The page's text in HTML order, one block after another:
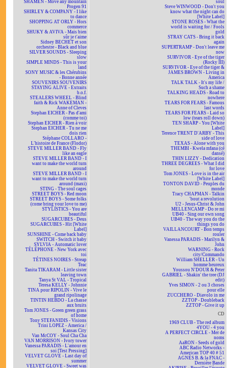
SHAMEN - Move any mountain
Progen 91
SHIRLEY & COMPANY - I like
to dance
SHOPPING AT ORLY - Hors
commerce
SHUKY & AVIVA - Mais bien
sûr je t'aime
Sidney BECHET et son
orchestre - Black and blue
SILVER SOUNDS - Sleeping
slow
SIMPLE MINDS - This is your
land
SONY MUSIC & les Chérubins
- Bonne année
SOUVENIRS SOUVENIRS
STAYING ALIVE - Extraits
b.o.f.
STEALERS WHEEL - Blind
faith & Rick WAKEMAN -
Anne of Cleves
Stephan EICHER - Pas d'ami
(comme toi)
Stephan EICHER - Rien à voir
Stephan EICHER - Tu ne me
dois rien
Stéphane COLLARO -
L'histoire de France (Flodor)
STEVE MILLER BAND - Fly
like an eagle
STEVE MILLER BAND - I
want to make the world turn
around
STEVE MILLER BAND - I
want to make the world turn
around (maxi)
STING - The soul cages
STREET BOYS - Red moon
STREET BOYS - Some folks
(come bring your love to me)
STYLISTICS - You are
beautiful
SUGARCUBES - Deus
SUGARCUBES - Hit [White
Label]
SUNSHINE - Come back baby
SWITCH - Switch it baby
SYLVIA - Automatic lover
TÉLÉPHONE - New York avec
toi
TÉTINES NOIRES - Streap
Teac
Tanita TIKARAM - Little sister
leaving town
Tanya St VAL - Tropical
Teresa KELLY - Johnnie
TINA pour RIPOLIN - Vive le
grand ripolinage
TINTIN HEBDO - La chasse
aux bruits
Tom JONES - Green green grass
of home
Tony STEFANIDIS - Visions
Trini LOPEZ - America /
Kansas City
Van McCOY - Soul Cha Cha
VAN MORRISON - Ivory tower
Vanessa PARADIS - L'amour en
soi [Test Pressing]
VELVET GLOVE - Last day of
summer
VELVET GLOVE - Sweet was
soul
Steve WINWOOD - Don't you
know what the night can do
[White Label]
STONE ROSES - What the
world is waiting for / Fools
gold
STRAY CATS - Bring it back
again
SUPERTRAMP - Don't leave me
now
SURVIVOR - Eye of the tiger
(Rocky III)
SURVIVOR - Eye of the tiger &
JAMES BROWN - Living in
America
TALK TALK - It's my life /
Such a shame
TALKING HEADS - Road to
nowhere
TEARS FOR FEARS - Famous
last words
TEARS FOR FEARS - Laid so
low (tears roll down)
TEN SHARP - You [White
Label]
Terence TRENT D'ARBY - This
side of love
TEXAS - Alone with you
THEMBI - Kwela mfana (cé
dansé)
THIN LIZZY - Dedication
THREE DEGREES - What I did
for love
Tom JONES - Love is in the air
[White Label]
TONTON DAVID - Peuples du
monde
Tracy CHAPMAN - Talkin
'bout a revolution
U2 - Jesus-Christ & John
MELLENCAMP - Do re mi
UB40 - Sing our own song
UB40 - The way you do the
things you do
VAILLANCOURT - Bon temps
rouler
Vanessa PARADIS - Marilyn &
John
WARNING - Rock
city/Commando
William SHELLER - Un
homme heureux
Youssou N'DOUR & Peter
GABRIEL - Shakin' the tree (DJ
edit)
Yves SIMON - 2 ou 3 choses
pour elle
ZUCCHERO - Diavolo in me
ZZTOP - Doubleback
ZZTOP - Give it up
CD
1969 CLUB - The red album
4YOU - 4 you
A PERFECT CIRCLE - Mer de
noms
AaRON - Seeds of gold
ABC Radio Networks -
American TOP 40 # 51
AGNÈS B. & la FNAC -
Dernière Bande